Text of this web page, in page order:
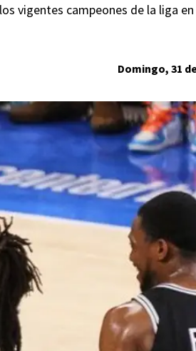
vigentes campeones de la liga
Domingo, 31